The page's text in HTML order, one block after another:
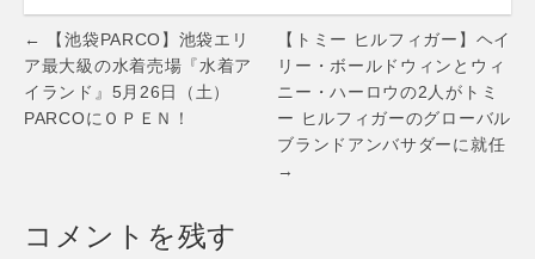
ィアラをはじめ、
アーカイブピース
やデザイン画な
します。
ナルグッズが抽選
で合計1130名様に
当たる！ 応募期
（木）～2018年7
月4日（水）
人のアーティスト
との出会い −
Post
navigation
← 【池袋PARCO】池袋エリ
ア最大級の水着売場『水着ア
イランド』5月26日（土）
PARCOにＯＰＥＮ！
【トミー ヒルフィガー】ヘイ
リー・ボールドウィンとウィ
ニー・ハーロウの2人がトミ
ー ヒルフィガーのグローバル
ブランドアンバサダーに就任
→
コメントを残す